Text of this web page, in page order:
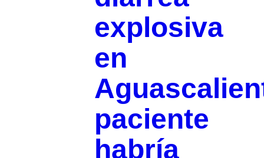
explosiva
en
paciente
habría